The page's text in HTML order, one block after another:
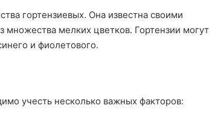
гортензиевых. Она известна своими
мелких цветков. Гортензии могут
и фиолетового.
учесть несколько важных факторов: